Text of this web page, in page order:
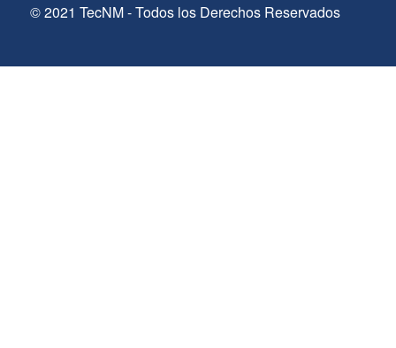
© 2021 TecNM - Todos los Derechos Reservados